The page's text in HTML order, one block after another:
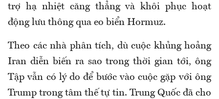
trợ hạ nhiệt căng thẳng và khôi phục hoạt
động lưu thông qua eo biển Hormuz.
Theo các nhà phân tích, dù cuộc khủng hoảng
Iran diễn biến ra sao trong thời gian tới, ông
Tập vẫn có lý do để bước vào cuộc gặp với ông
Trump trong tâm thế tự tin. Trung Quốc đã cho